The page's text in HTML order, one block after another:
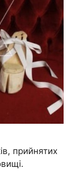
прийнятих